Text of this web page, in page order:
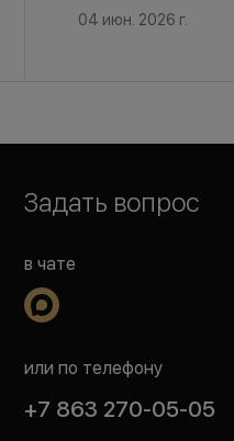
04 июн. 2026 г.
Задать вопрос
в чате
или по телефону
+7 863 270-05-05